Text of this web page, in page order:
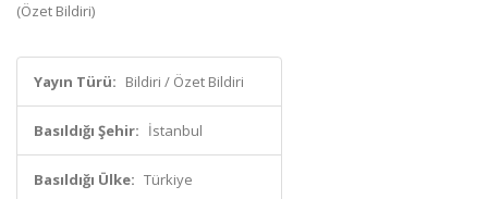
(Özet Bildiri)
Yayın Türü: Bildiri / Özet Bildiri
Basıldığı Şehir: İstanbul
Basıldığı Ülke: Türkiye